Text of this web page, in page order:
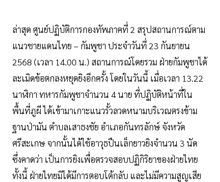
ล่าสุด ศูนย์ปฏิบัติการกองทัพภาคที่ 2 สรุปสถานการณ์ตาม
แนวชายแดนไทย – กัมพูชา ประจำวันที่ 23 กันยายน
2568 (เวลา 14.00 น.) สถานการณ์โดยรวม ฝ่ายกัมพูชาได้
ละเมิดข้อตกลงหยุดยิงอีกครั้ง โดยในวันนี้ เมื่อเวลา 13.22
นาฬิกา ทหารกัมพูชาจำนวน 4 นาย ที่ปฏิบัติหน้าที่ใน
พื้นที่ภูผี ได้เข้ามาเกาะแนวรั้วลวดหนามบริเวณตรงข้าม
ฐานป่ามัน ตำบลเสาธงชัย อำเภอกันทรลักษ์ จังหวัด
ศรีสะเกษ จากนั้นได้ใช้อาวุธปืนเล็กยาวยิงจำนวน 3 นัด
ซึ่งคาดว่า เป็นการยิงเพื่อตรวจสอบปฏิกิริยาของฝ่ายไทย
ทั้งนี้ ฝ่ายไทยมิได้มีการตอบโต้กลับ และไม่มีความสูญเสีย